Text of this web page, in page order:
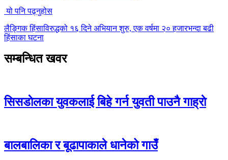
यो पनि पढ्नुहोस
लैङ्गिक हिंसाविरुद्धको १६ दिने अभियान शुरु, एक वर्षमा २० हजारभन्दा बढी
हिंसाका घटना
सम्बन्धित खवर
सिसडाेलका युवकलाई बिहे गर्न युवती पाउनै गाह्राे
बालबालिका र बूढापाकाले धानेको गाउँ